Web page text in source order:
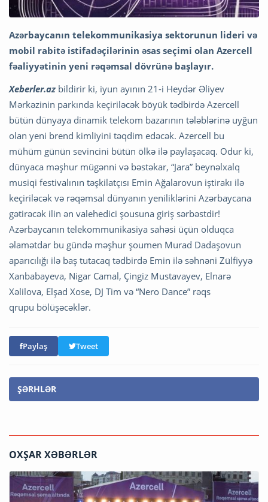
Azərbaycanın telekommunikasiya sektorunun lideri və
mobil rabitə istifadəçilərinin əsas seçimi olan Azercell
fəaliyyətinin yeni rəqəmsal dövrünə başlayır.
Xeberler.az bildirir ki, iyun ayının 21-i Heydər Əliyev
Mərkəzinin parkında keçiriləcək böyük tədbirdə Azercell
bütün dünyaya dinamik telekom bazarının tələblərinə uyğun
olan yeni brend kimliyini təqdim edəcək. Azercell bu
mühüm günün sevincini bütün ölkə ilə paylaşacaq. Odur ki,
dünyaca məşhur mügənni və bəstəkar, “Jara” beynəlxalq
musiqi festivalının təşkilatçısı Emin Ağalarovun iştirakı ilə
keçiriləcək və rəqəmsal dünyanın yeniliklərini Azərbaycana
gətirəcək ilin ən valehedici şousuna giriş sərbəstdir!
Azərbaycanın telekommunikasiya sahəsi üçün olduqca
əlamətdar bu gündə məşhur şoumen Murad Dadaşovun
aparıcılığı ilə baş tutacaq tədbirdə Emin ilə səhnəni Zülfiyyə
Xanbabayeva, Nigar Camal, Çingiz Mustavayev, Elnarə
Xəlilova, Elşad Xose, DJ Tim və “Nero Dance” rəqs
qrupu bölüşəcəklər.
Paylaş Tweet
ŞƏRHLƏR
OXŞAR XƏBƏRLƏR